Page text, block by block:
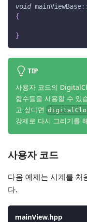
void mainViewBase::
{
}
TIP
사용자 코드의
함수들을 사용할 수 있
고 싶다면
강제로 다시 그리기를
사용자 코드
다음 예제는 시계를 처
다.
mainView.hpp